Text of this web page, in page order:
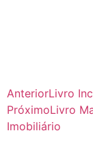
AnteriorLivro
PróximoLivro
Imobiliário